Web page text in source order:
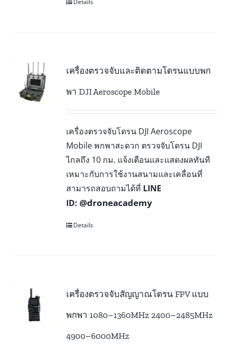
เครื่องตรวจจับและติดตามโดรนแบบพก
พา DJI Aeroscope Mobile
เครื่องตรวจจับโดรน DJI Aeroscope
Mobile พกพาสะดวก ตรวจจับโดรน DJI
ไกลถึง 10 กม. แจ้งเตือนและแสดงผลทันที
เหมาะกับการใช้งานสนามและเคลื่อนที่
สามารถสอบถามได้ที่ LINE
ID:@droneacademy
Details
เครื่องตรวจจับสัญญาณโดรน FPV แบบ
พกพา 1080–1360MHz 2400–2485MHz
4900–6000MHz